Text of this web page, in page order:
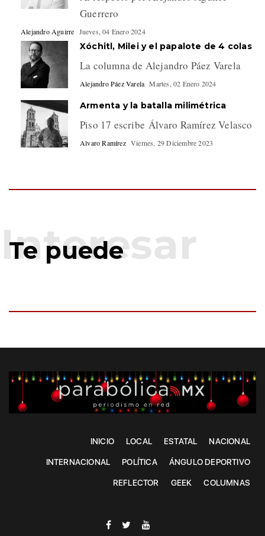
Guerrero
Alejandro Aguirre Jueves, 04 Enero 2024
Xóchitl, Milei y el papalote de 4 colas
La columna de Alejandro Páez Varela
Alejandro Páez Varela Martes, 02 Enero 2024
Armenta y la batalla milimétrica
Piso 17 escribe Álvaro Ramírez Velasco
Alvaro Ramírez Viernes, 29 Diciembre 2023
Te puede
INICIO LOCAL ESTATAL NACIONAL
INTERNACIONAL POLÍTICA ÁNGULO DEPORTIVO
REFLECTOR GEEK COLUMNAS